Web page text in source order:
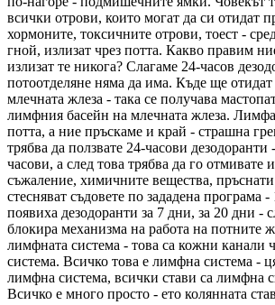
всички отрови, които могат да си отидат
хормоните, токсичните отрови, тоест -
гной, излизат чрез потта. Какво правим
излизат те никога? Слагаме 24-часов
потоотделяне няма да има. Къде ще
млечната жлеза - така се получава
лимфния басейн на млечната жлеза.
потта, а ние пръскаме и край - страшна
трябва да ползвате 24-часови
часови, а след това трябва да го отмивате
съжаление, химичните вещества,
стесняват съдовете по зададена програма -
появиха дезодоранти за 7 дни, за 20 дни -
блокира механизма на работа на потните
лимфната система - това са кожни канали
система. Всичко това е лимфна система -
лимфна система, всички стави са лимфна
Всичко е много просто - ето колянната